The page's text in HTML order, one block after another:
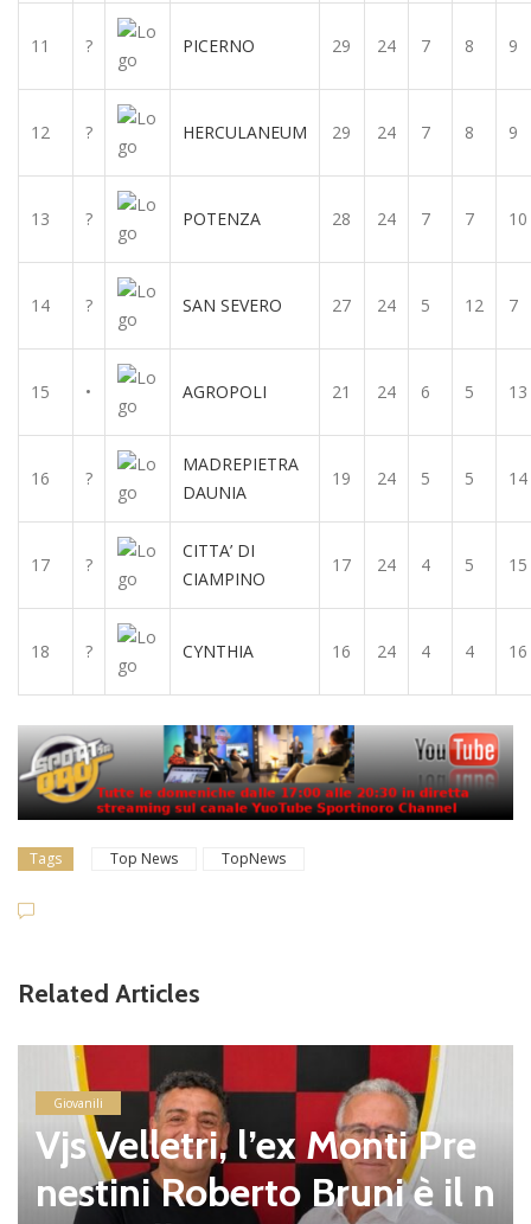
11 ? PICERNO 29 24 7 8 9
12 ? HERCULANEUM 29 24 7 8 9
13 ? POTENZA 28 24 7 7 10
14 ? SAN SEVERO 27 24 5 12 7
15 • AGROPOLI 21 24 6 5 13
16 ?
MADREPIETRA
DAUNIA
19 24 5 5 14
17 ?
CITTA’ DI
CIAMPINO
17 24 4 5 15
18 ? CYNTHIA 16 24 4 4 16
Tags Top News TopNews
Related Articles
Giovanili
Vjs Velletri, l’ex Monti Pre
nestini Roberto Bruni è il n